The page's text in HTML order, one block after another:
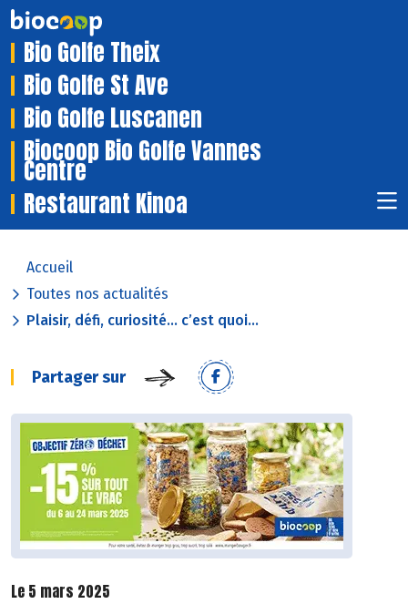
Bio Golfe Theix
Bio Golfe St Ave
Bio Golfe Luscanen
Biocoop Bio Golfe Vannes
Centre
Restaurant Kinoa
Accueil
Toutes nos actualités
Plaisir, défi, curiosité… c’est quoi...
Partager sur
Le 5 mars 2025